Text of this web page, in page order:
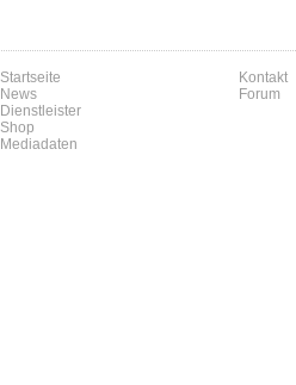
Startseite
News
Dienstleister
Shop
Mediadaten
Kontakt
Forum